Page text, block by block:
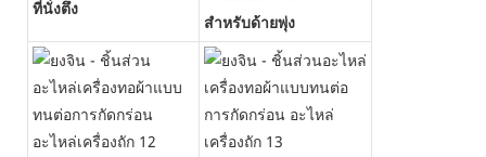
ที่นั่งตึง
สำหรับด้ายพุ่ง